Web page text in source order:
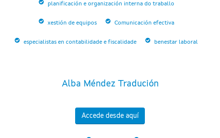
planificación e organización interna do traballo
xestión de equipos Comunicación efectiva
especialistas en contabilidade e fiscalidade benestar laboral
Alba Méndez Tradución
Accede desde aquí